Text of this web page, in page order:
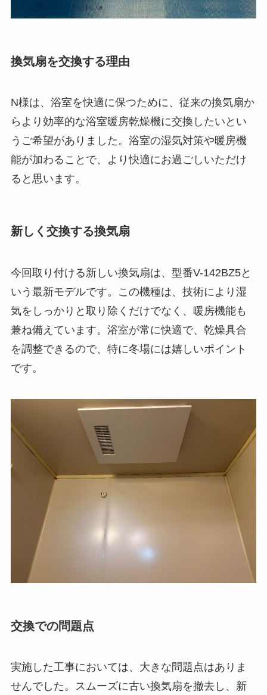
換気扇を交換する理由
N様は、浴室を快適に保つために、従来の換気扇か
らより効率的な浴室暖房乾燥機に交換したいとい
うご希望がありました。浴室の湿気対策や暖房機
能が加わることで、より快適にお過ごしいただけ
ると思います。
新しく交換する換気扇
今回取り付ける新しい換気扇は、型番V-142BZ5と
いう最新モデルです。この機種は、技術により湿
気をしっかりと取り除くだけでなく、暖房機能も
兼ね備えています。浴室が常に快適で、乾燥具合
を調整できるので、特に冬場には嬉しいポイント
です。
交換での問題点
実施した工事においては、大きな問題点はありま
せんでした。スムーズに古い換気扇を撤去し、新